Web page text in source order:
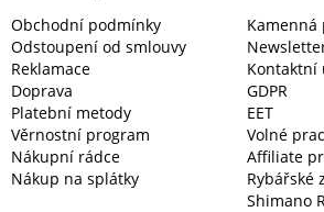
Obchodní podmínky
Odstoupení od smlouvy
Reklamace
Doprava
Platební metody
Věrnostní program
Nákupní rádce
Nákup na splátky
Kamenná
Kontaktní
GDPR
EET
Volné
Affiliate
Rybářské
Shimano